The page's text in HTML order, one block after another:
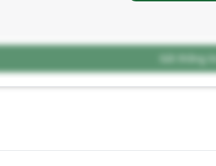
Gửi thông tin